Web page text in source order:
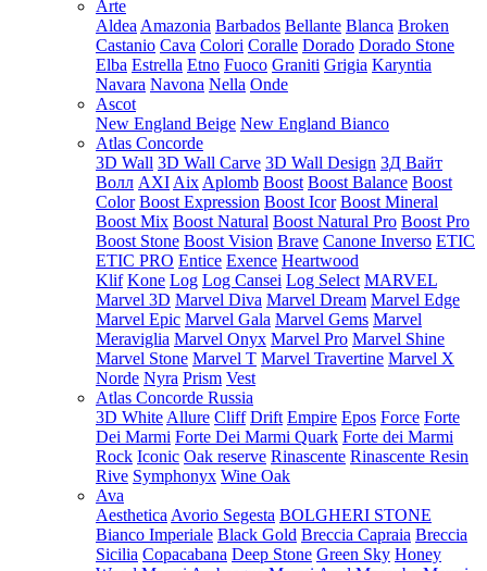
Arte
Aldea Amazonia Barbados Bellante Blanca Broken
Castanio Cava Colori Coralle Dorado Dorado Stone
Elba Estrella Etno Fuoco Graniti Grigia Karyntia
Navara Navona Nella Onde
Ascot
New England Beige New England Bianco
Atlas Concorde
3D Wall 3D Wall Carve 3D Wall Design 3Д Вайт
Волл AXI Aix Aplomb Boost Boost Balance Boost
Color Boost Expression Boost Icor Boost Mineral
Boost Mix Boost Natural Boost Natural Pro Boost Pro
Boost Stone Boost Vision Brave Canone Inverso ETIC
ETIC PRO Entice Exence Heartwood
Klif Kone Log Log Cansei Log Select MARVEL
Marvel 3D Marvel Diva Marvel Dream Marvel Edge
Marvel Epic Marvel Gala Marvel Gems Marvel
Meraviglia Marvel Onyx Marvel Pro Marvel Shine
Marvel Stone Marvel T Marvel Travertine Marvel X
Norde Nyra Prism Vest
Atlas Concorde Russia
3D White Allure Cliff Drift Empire Epos Force Forte
Dei Marmi Forte Dei Marmi Quark Forte dei Marmi
Rock Iconic Oak reserve Rinascente Rinascente Resin
Rive Symphonyx Wine Oak
Ava
Aesthetica Avorio Segesta BOLGHERI STONE
Bianco Imperiale Black Gold Breccia Capraia Breccia
Sicilia Copacabana Deep Stone Green Sky Honey